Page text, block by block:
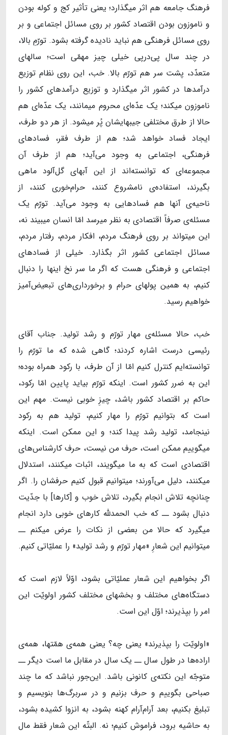
فرهنگ جامعه هم اثر میگذارد؛ یعنی تأثیر کج و کوله بودن
و ناموزون بودن اقتصاد کشور بر روی مسائل اجتماعی و بر
روی مسائل فرهنگی هم نباید نادیده گرفته بشود. تورّمِ بالا،
در چند سال پی‌درپی خیلی چیز مهمّی است؛ سالهای
متعدّد، پشت سر هم تورّم بالا. خب، این روی نظام توزیع
درآمدها در کشور اثر میگذارد و توزیع درآمدهای کشور را
ناموزون میکند؛ یک عدّه‌ای محروم میمانند، یک عدّه‌ای هم
حالا از طرق مختلفی جیبهایشان پُر میشود. از هر دو طرف،
ایجاد فساد خواهد شد؛ هم از طرف فقر، فسادهای
فرهنگی، اجتماعی به وجود می‌آید؛ هم از طرف آن
مجموعه‌ای که توانسته‌اند از این آبهای گل‌آلود ماهی
بگیرند، استفاده‌ی نامشروع کنند، حرام‌خوری کنند، از
ناحیه‌ی آنها هم فسادهایی به وجود می‌آید. تورّم یک
مسئله‌ی صرفاً اقتصادی به نظر میرسد امّا انسان میبیند نه،
این میتواند بر روی فرهنگ مردم، افکار مردم، رفتار مردم،
مسائل اجتماعی کشور اثر بگذارد. خیلی از فسادهای
اجتماعی و فرهنگی هست که اگر ما سر نخ اینها را دنبال
کنیم، به همین پولهای حرام و برخورداری‌های تبعیض‌آمیز
خواهیم رسید.
خب، حالا مسئله‌ی مهار تورّم و رشد تولید. جناب آقای
رئیسی درست اشاره کردند؛ گاهی شده که ما تورّم را
توانسته‌ایم کنترل کنیم امّا از آن طرف، با رکود همراه بوده؛
این به ضرر کشور است. اینکه تورّم بیاید پایین امّا رکود،
حاکم بر اقتصاد کشور باشد، چیزِ خوبی نیست. مهم این
است که بتوانیم تورّم را مهار کنیم، تولید هم به رکود
نینجامد، تولید رشد پیدا کند؛ و این ممکن است. اینکه
میگوییم ممکن است، حرف من نیست، حرف کارشناس‌های
اقتصادی است که به ما میگویند، اثبات میکنند، استدلال
میکنند، دلیل می‌آورند؛ میتوانیم قبول کنیم حرفشان را. اگر
چنانچه تلاش انجام بگیرد، تلاش خوب و [کارها] با جدّیت
دنبال بشود ــ که خب الحمدلله کارهای خوبی دارد انجام
میگیرد که حالا من بعضی از نکات را عرض میکنم ــ
میتوانیم این شعارِ «مهار تورّم و رشد تولید» را عملیّاتی کنیم.
اگر بخواهیم این شعار عملیّاتی بشود، اوّلاً لازم است که
دستگاه‌های مختلف و بخشهای مختلف کشور اولویّت این
امر را بپذیرند؛ اوّل این است.
«اولویّت را بپذیرند» یعنی چه؟ یعنی همه‌ی همّتها، همه‌ی
اراده‌ها در طول سال ــ یک سال در مقابل ما است دیگر ــ
متوجّه این نکته‌ی کانونی باشد. این‌جور نباشد که ما چند
صباحی بگوییم و حرف بزنیم و در سربرگ‌ها بنویسیم و
تبلیغ بکنیم، بعد آرام‌آرام کهنه بشود، به انزوا کشیده بشود،
به حاشیه برود، فراموش کنیم؛ نه. البتّه این شعار فقط مال